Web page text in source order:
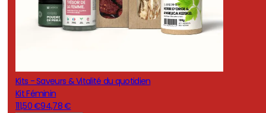
Kits - Saveurs & Vitalité du quotidien
Kit Féminin
111,50 €94,78 €